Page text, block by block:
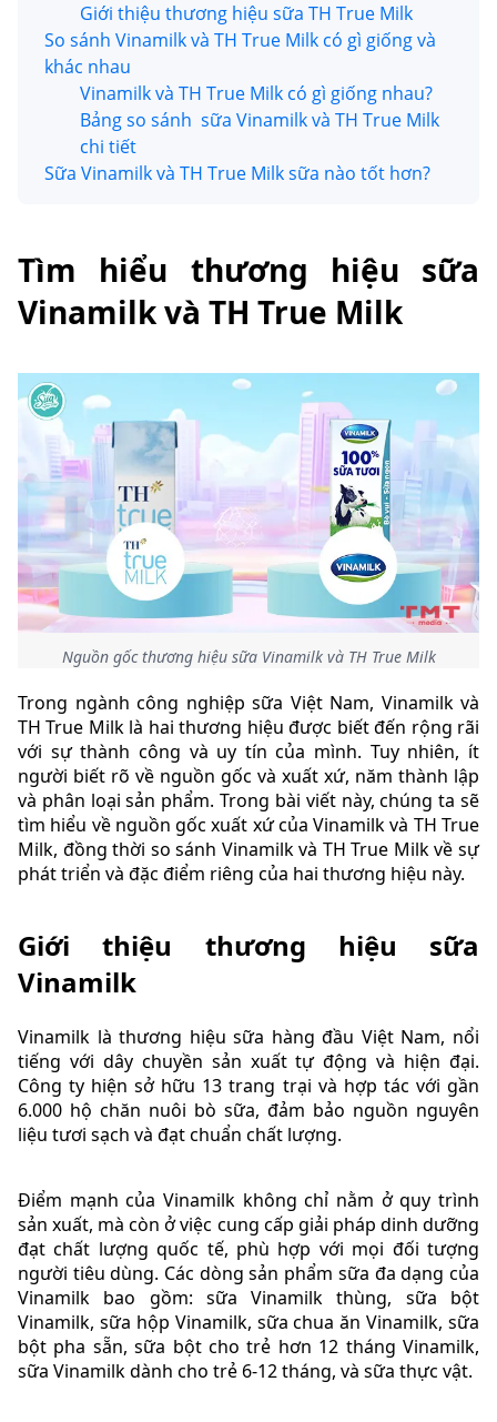
Giới thiệu thương hiệu sữa TH True Milk
So sánh Vinamilk và TH True Milk có gì giống và
khác nhau
Vinamilk và TH True Milk có gì giống nhau?
Bảng so sánh sữa Vinamilk và TH True Milk
chi tiết
Sữa Vinamilk và TH True Milk sữa nào tốt hơn?
Tìm hiểu thương hiệu sữa
Vinamilk và TH True Milk
Nguồn gốc thương hiệu sữa Vinamilk và TH True Milk
Trong ngành công nghiệp sữa Việt Nam, Vinamilk và
TH True Milk là hai thương hiệu được biết đến rộng rãi
với sự thành công và uy tín của mình. Tuy nhiên, ít
người biết rõ về nguồn gốc và xuất xứ, năm thành lập
và phân loại sản phẩm. Trong bài viết này, chúng ta sẽ
tìm hiểu về nguồn gốc xuất xứ của Vinamilk và TH True
Milk, đồng thời so sánh Vinamilk và TH True Milk về sự
phát triển và đặc điểm riêng của hai thương hiệu này.
Giới thiệu thương hiệu sữa
Vinamilk
Vinamilk là thương hiệu sữa hàng đầu Việt Nam, nổi
tiếng với dây chuyền sản xuất tự động và hiện đại.
Công ty hiện sở hữu 13 trang trại và hợp tác với gần
6.000 hộ chăn nuôi bò sữa, đảm bảo nguồn nguyên
liệu tươi sạch và đạt chuẩn chất lượng.
Điểm mạnh của Vinamilk không chỉ nằm ở quy trình
sản xuất, mà còn ở việc cung cấp giải pháp dinh dưỡng
đạt chất lượng quốc tế, phù hợp với mọi đối tượng
người tiêu dùng. Các dòng sản phẩm sữa đa dạng của
Vinamilk bao gồm: sữa Vinamilk thùng, sữa bột
Vinamilk, sữa hộp Vinamilk, sữa chua ăn Vinamilk, sữa
bột pha sẵn, sữa bột cho trẻ hơn 12 tháng Vinamilk,
sữa Vinamilk dành cho trẻ 6-12 tháng, và sữa thực vật.